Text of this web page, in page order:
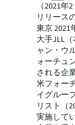
（2021
リリース
東京 2021
大手JLL
ャン・ウ
ォーチュ
される企
米フォー
イグルー
リスト（
実施して